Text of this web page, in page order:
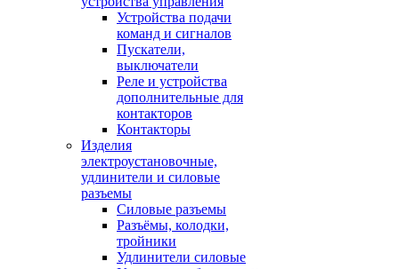
Устройства подачи
команд и сигналов
Пускатели,
выключатели
Реле и устройства
дополнительные для
контакторов
Контакторы
Изделия
электроустановочные,
удлинители и силовые
разъемы
Силовые разъемы
Разъёмы, колодки,
тройники
Удлинители силовые